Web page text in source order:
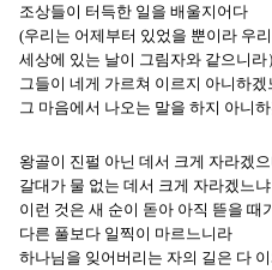
조상들이 터득한 일을 배울지어다
(우리는 어제부터 있었을 뿐이라 우
세상에 있는 날이 그림자와 같으니라
그들이 네게 가르쳐 이르지 아니하겠
그 마음에서 나오는 말을 하지 아니
왕골이 진펄 아닌 데서 크게 자라겠으
갈대가 물 없는 데서 크게 자라겠느냐
이런 것은 새 순이 돋아 아직 뜯을 때
다른 풀보다 일찍이 마르느니라
하나님을 잊어버리는 자의 길은 다